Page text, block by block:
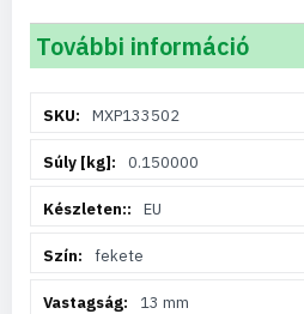
További információ
információMXP133502
0.150000
EU
fekete
13 mm